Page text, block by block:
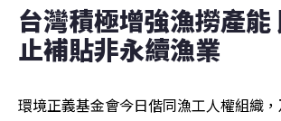
台灣積極增強漁撈產能
止補貼非永續漁業
環境正義基金會今日偕同漁工人權組織